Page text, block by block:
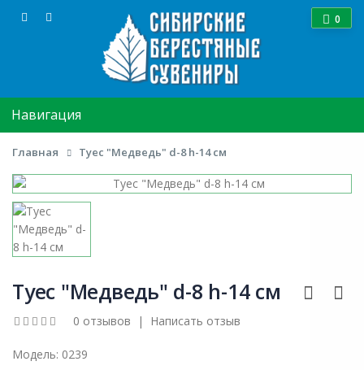
0
Навигация
Главная Туес "Медведь" d-8 h-14 см
Туес "Медведь" d-8 h-14 см
0 отзывов | Написать отзыв
Модель: 0239